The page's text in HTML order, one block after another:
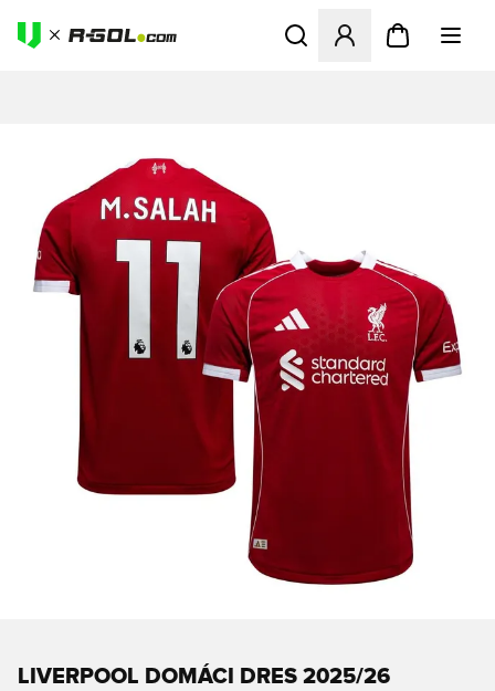
Otvorí modál na
LIVERPOOL DOMÁCI DRES 2025/26